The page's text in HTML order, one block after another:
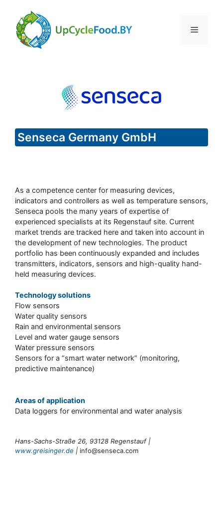
content
Menu
Senseca Germany GmbH
As a competence center for measuring devices,
indicators and controllers as well as temperature sensors,
Senseca pools the many years of expertise of
experienced specialists at its Regenstauf site. Current
market trends are tracked here and taken into account in
the development of new technologies. The product
portfolio has been continuously expanded and includes
transmitters, indicators, sensors and high-quality hand-
held measuring devices.
Technology solutions
Flow sensors
Water quality sensors
Rain and environmental sensors
Level and water gauge sensors
Water pressure sensors
Sensors for a “smart water network” (monitoring,
predictive maintenance)
Areas of application
Data loggers for environmental and water analysis
Hans-Sachs-Straße 26, 93128 Regenstauf |
www.greisinger.de | info@senseca.com